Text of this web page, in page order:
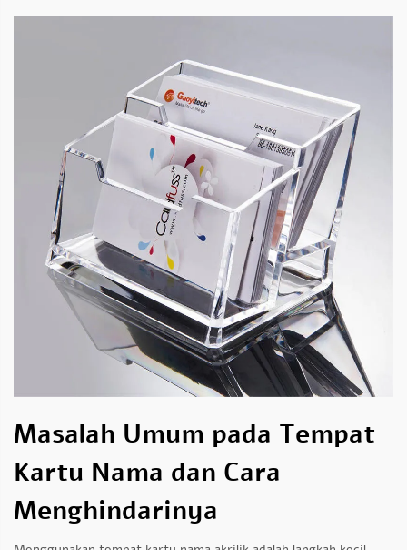
Masalah Umum pada Tempat
Kartu Nama dan Cara
Menghindarinya